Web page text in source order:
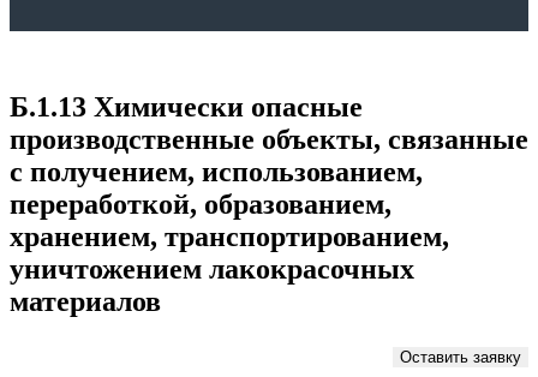
Б.1.13 Химически опасные
производственные объекты, связанные
с получением, использованием,
переработкой, образованием,
хранением, транспортированием,
уничтожением лакокрасочных
материалов
Оставить заявку